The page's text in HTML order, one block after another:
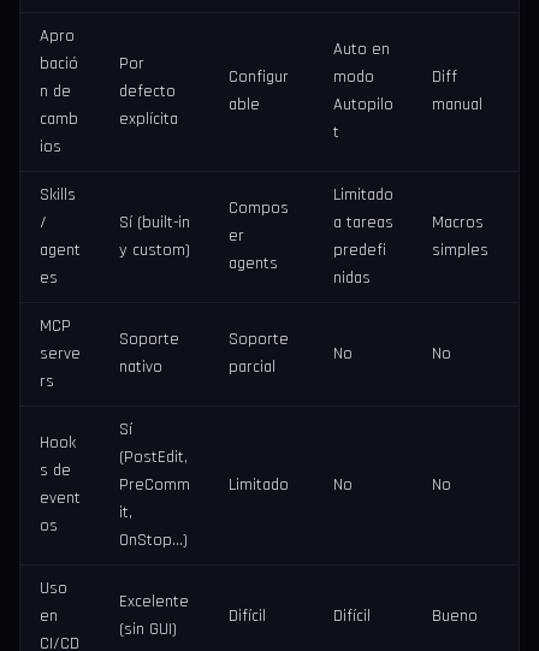
Apro
bació
n de
camb
ios
Por
defecto
explícita
Configur
able
Auto en
modo
Autopilo
t
Diff
manual
Skills
/
agent
es
Sí (built-in
y custom)
Compos
er
agents
Limitado
a tareas
predefi
nidas
Macros
simples
MCP
serve
rs
Soporte
nativo
Soporte
parcial
No No
Hook
s de
event
os
Sí
(PostEdit,
PreComm
it,
OnStop…)
Limitado No No
Uso
en
CI/CD
Excelente
(sin GUI)
Difícil Difícil Bueno